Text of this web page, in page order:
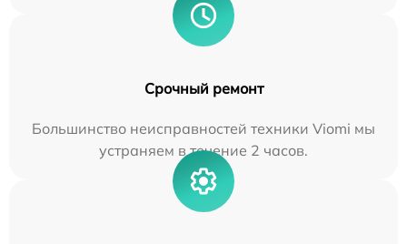
Срочный ремонт
Большинство неисправностей техники Viomi мы
устраняем в течение 2 часов.